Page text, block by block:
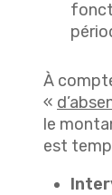
À
«
le
est